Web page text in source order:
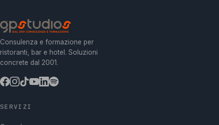
Consulenza e formazione per
ristoranti, bar e hotel. Soluzioni
concrete dal 2001.
SERVIZI